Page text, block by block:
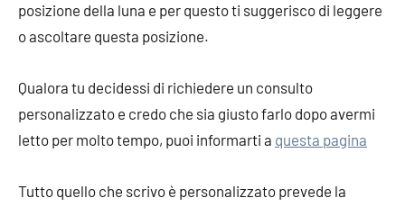
posizione della luna e per questo ti suggerisco di leggere
o ascoltare questa posizione.
Qualora tu decidessi di richiedere un consulto
personalizzato e credo che sia giusto farlo dopo avermi
letto per molto tempo, puoi informarti a questa pagina
Tutto quello che scrivo è personalizzato prevede la